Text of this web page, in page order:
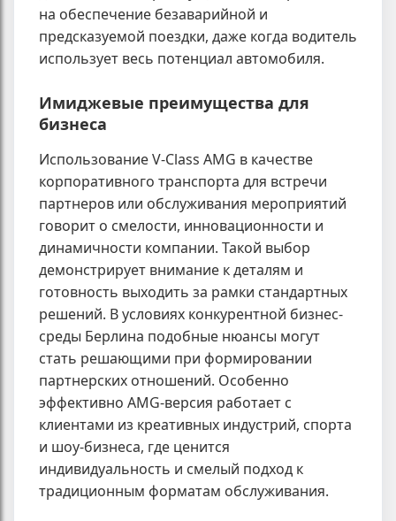
на обеспечение безаварийной и
предсказуемой поездки, даже когда водитель
использует весь потенциал автомобиля.
Имиджевые преимущества для
бизнеса
Использование V-Class AMG в качестве
корпоративного транспорта для встречи
партнеров или обслуживания мероприятий
говорит о смелости, инновационности и
динамичности компании. Такой выбор
демонстрирует внимание к деталям и
готовность выходить за рамки стандартных
решений. В условиях конкурентной бизнес-
среды Берлина подобные нюансы могут
стать решающими при формировании
партнерских отношений. Особенно
эффективно AMG-версия работает с
клиентами из креативных индустрий, спорта
и шоу-бизнеса, где ценится
индивидуальность и смелый подход к
традиционным форматам обслуживания.